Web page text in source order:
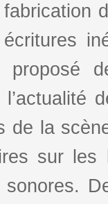
écritures
l’actualité
de la
sur